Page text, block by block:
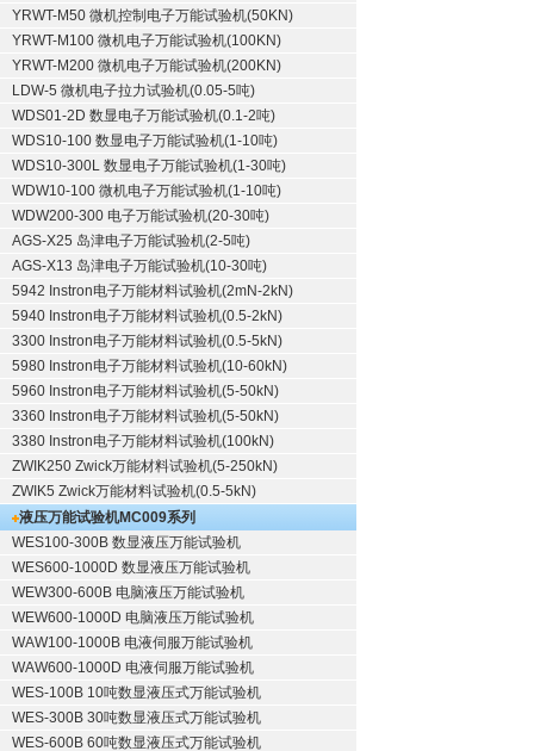
YRWT-M50 微机控制电子万能试验机(50KN)
YRWT-M100 微机电子万能试验机(100KN)
YRWT-M200 微机电子万能试验机(200KN)
LDW-5 微机电子拉力试验机(0.05-5吨)
WDS01-2D 数显电子万能试验机(0.1-2吨)
WDS10-100 数显电子万能试验机(1-10吨)
WDS10-300L 数显电子万能试验机(1-30吨)
WDW10-100 微机电子万能试验机(1-10吨)
WDW200-300 电子万能试验机(20-30吨)
AGS-X25 岛津电子万能试验机(2-5吨)
AGS-X13 岛津电子万能试验机(10-30吨)
5942 Instron电子万能材料试验机(2mN-2kN)
5940 Instron电子万能材料试验机(0.5-2kN)
3300 Instron电子万能材料试验机(0.5-5kN)
5980 Instron电子万能材料试验机(10-60kN)
5960 Instron电子万能材料试验机(5-50kN)
3360 Instron电子万能材料试验机(5-50kN)
3380 Instron电子万能材料试验机(100kN)
ZWIK250 Zwick万能材料试验机(5-250kN)
ZWIK5 Zwick万能材料试验机(0.5-5kN)
液压万能试验机MC009系列
WES100-300B 数显液压万能试验机
WES600-1000D 数显液压万能试验机
WEW300-600B 电脑液压万能试验机
WEW600-1000D 电脑液压万能试验机
WAW100-1000B 电液伺服万能试验机
WAW600-1000D 电液伺服万能试验机
WES-100B 10吨数显液压式万能试验机
WES-300B 30吨数显液压式万能试验机
WES-600B 60吨数显液压式万能试验机